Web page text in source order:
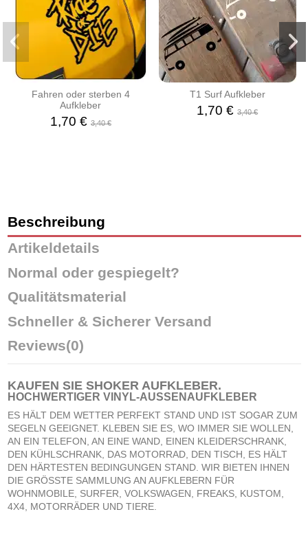
Fahren oder sterben 4
Aufkleber
1,70 € 3,40 €
T1 Surf Aufkleber
1,70 €3,40 €
Beschreibung
Artikeldetails
Normal oder gespiegelt?
Qualitätsmaterial
Schneller & Sicherer Versand
Reviews(0)
KAUFEN SIE SHOKER AUFKLEBER.
HOCHWERTIGER VINYL-AUSSENAUFKLEBER
ES HÄLT DEM WETTER PERFEKT STAND UND IST SOGAR ZUM
SEGELN GEEIGNET. KLEBEN SIE ES, WO IMMER SIE WOLLEN,
AN EIN TELEFON, AN EINE WAND, EINEN KLEIDERSCHRANK,
DEN KÜHLSCHRANK, DAS MOTORRAD, DEN TISCH, ES HÄLT
DEN HÄRTESTEN BEDINGUNGEN STAND. WIR BIETEN IHNEN
DIE GRÖSSTE SAMMLUNG AN AUFKLEBERN FÜR
WOHNMOBILE, SURFER, VOLKSWAGEN, FREAKS, KUSTOM,
4X4, MOTORRÄDER UND TIERE.